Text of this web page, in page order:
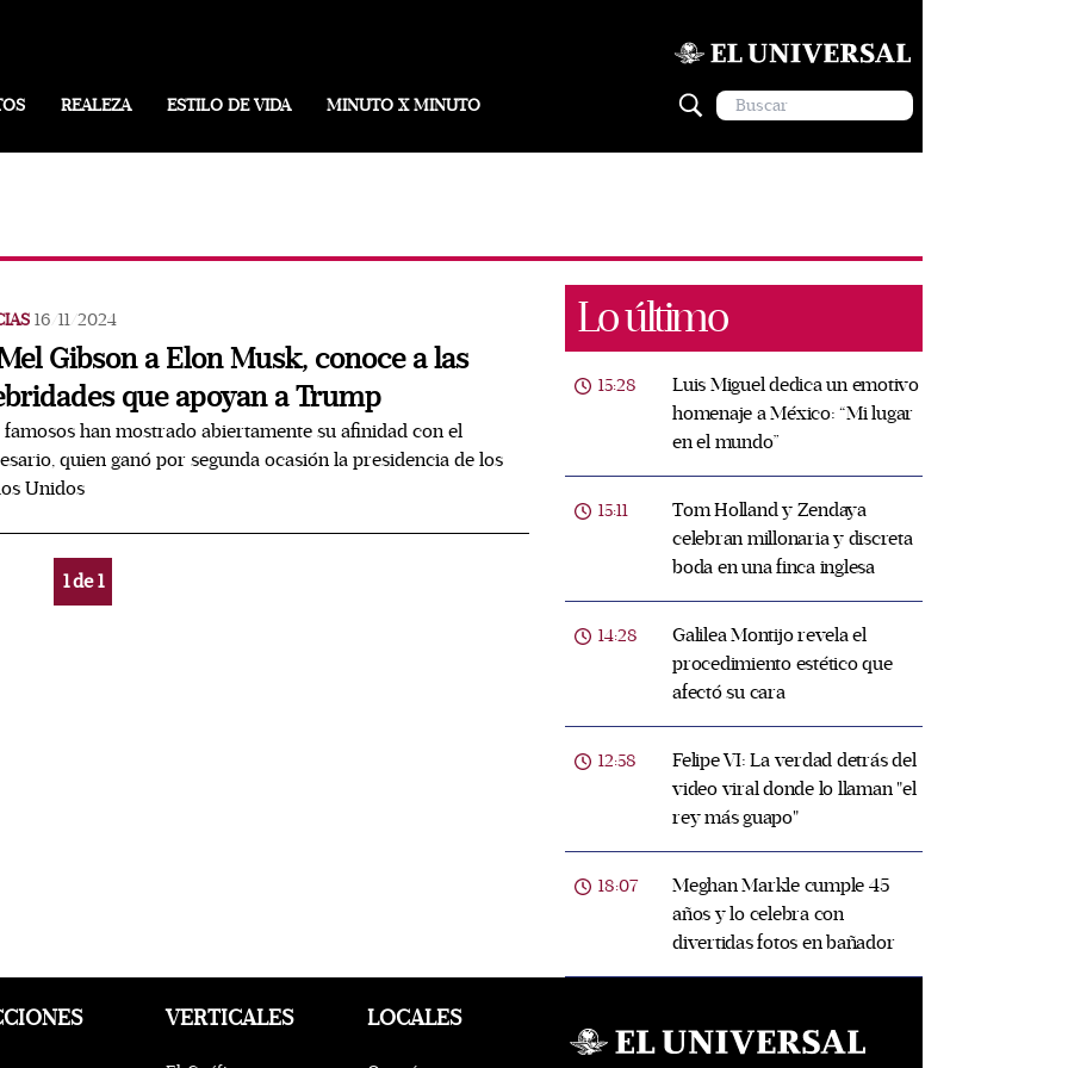
REALEZA ESTILO DE VIDA MINUTO X MINUTO
16/11/2024
Gibson a Elon Musk, conoce a las
que apoyan a Trump
famosos han mostrado abiertamente su afinidad con el
quien ganó por segunda ocasión la presidencia de los
Unidos
1de1
Lo último
15:28
Luis Miguel dedica un emotivo
homenaje a México: “Mi lugar
en el mundo”
15:11
Tom Holland y Zendaya
celebran millonaria y discreta
boda en una finca inglesa
14:28
Galilea Montijo revela el
procedimiento estético que
afectó su cara
12:58
Felipe VI: La verdad detrás del
video viral donde lo llaman "el
rey más guapo"
18:07
Meghan Markle cumple 45
años y lo celebra con
divertidas fotos en bañador
VERTICALES LOCALES